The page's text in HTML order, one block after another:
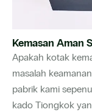
Kemasan Aman
Apakah kotak
masalah
pabrik kami
kado Tiongkok